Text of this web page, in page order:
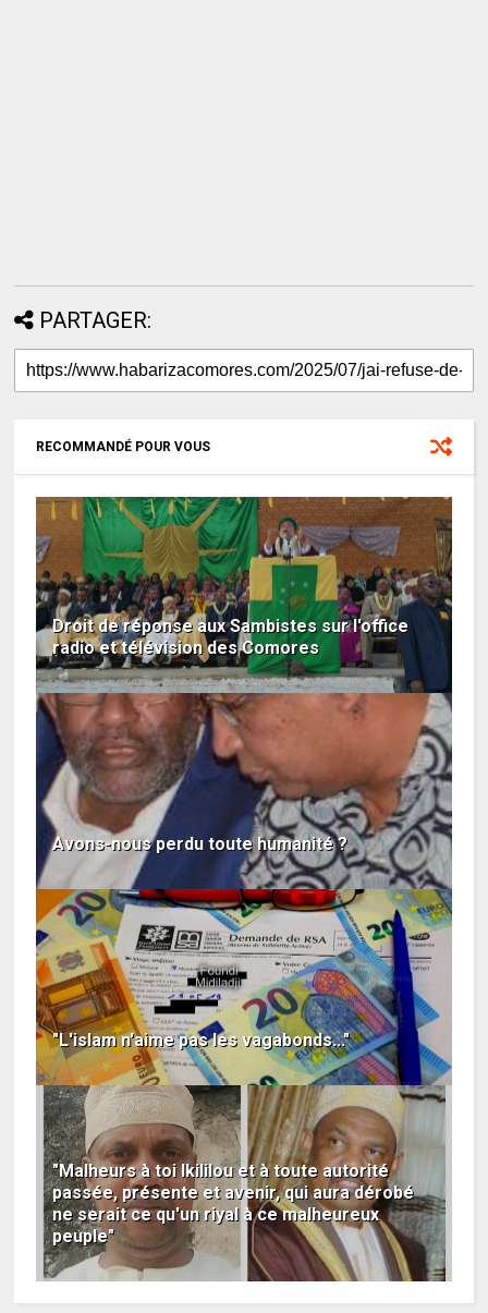
PARTAGER:
RECOMMANDÉ POUR VOUS
Droit de réponse aux Sambistes sur l'office
radio et télévision des Comores
Avons-nous perdu toute humanité ?
"L'islam n'aime pas les vagabonds..."
"Malheurs à toi Ikililou et à toute autorité
passée, présente et avenir, qui aura dérobé
ne serait ce qu'un riyal à ce malheureux
peuple"